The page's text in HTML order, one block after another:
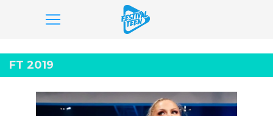
para
o
conteúdo
FT 2019